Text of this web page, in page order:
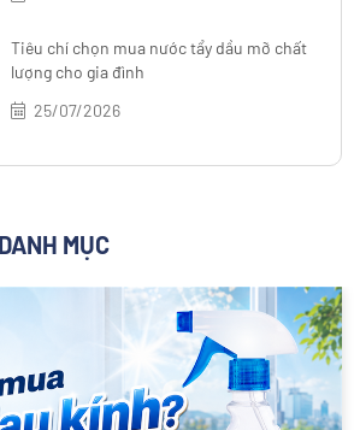
Tiêu chí chọn mua nước tẩy dầu mỡ chất
lượng cho gia đình
25/07/2026
MỤC